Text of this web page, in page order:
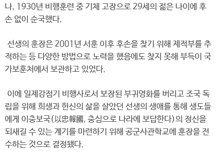
나, 1930년 비행훈련 중 기체 고장으로 29세의 젊은 나이에 후
손 없이 순국했다.
선생의 훈장은 2001년 서훈 이후 후손을 찾기 위해 제적부를 추
적하는 등 다양한 방법으로 노력을 했음에도 찾지 못해 부득이 국
가보훈처에서 보관하고 있었다.
이에 일제강점기 비행사로서 보장된 부귀영화를 버리고 조국 독
립을 위해 희생과 헌신의 삶을 살았던 선생의 생애를 통해 생도들
에게 이충보국(以忠報國, 충심으로 나라에 보답한다)의 정신을
되새길 수 있는 계기를 마련하기 위해 공군사관학교에 훈장을 전
수하는 것으로 결정됐다.